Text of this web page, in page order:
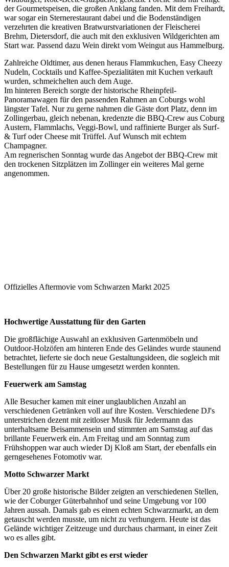
der Gourmetspeisen, die großen Anklang fanden. Mit dem Freihardt,
war sogar ein Sternerestaurant dabei und die Bodenständigen
verzehrten die kreativen Bratwurstvariationen der Fleischerei
Brehm, Dietersdorf, die auch mit den exklusiven Wildgerichten am
Start war. Passend dazu Wein direkt vom Weingut aus Hammelburg.
Zahlreiche Oldtimer, aus denen heraus Flammkuchen, Easy Cheezy
Nudeln, Cocktails und Kaffee-Spezialitäten mit Kuchen verkauft
wurden, schmeichelten auch dem Auge.
Im hinteren Bereich sorgte der historische Rheinpfeil-
Panoramawagen für den passenden Rahmen an Coburgs wohl
längster Tafel. Nur zu gerne nahmen die Gäste dort Platz, denn im
Zollingerbau, gleich nebenan, kredenzte die BBQ-Crew aus Coburg
Austern, Flammlachs, Veggi-Bowl, und raffinierte Burger als Surf-
& Turf oder Cheese mit Trüffel. Auf Wunsch mit echtem
Champagner.
Am regnerischen Sonntag wurde das Angebot der BBQ-Crew mit
den trockenen Sitzplätzen im Zollinger ein weiteres Mal gerne
angenommen.
Offizielles Aftermovie vom Schwarzen Markt 2025
Hochwertige Ausstattung für den Garten
Die großflächige Auswahl an exklusiven Gartenmöbeln und
Outdoor-Holzöfen am hinteren Ende des Geländes wurde staunend
betrachtet, lieferte sie doch neue Gestaltungsideen, die sogleich mit
Bestellungen für zu Hause umgesetzt werden konnten.
Feuerwerk am Samstag
Alle Besucher kamen mit einer unglaublichen Anzahl an
verschiedenen Getränken voll auf ihre Kosten. Verschiedene DJ's
unterstrichen dezent mit zeitloser Musik für Jedermann das
unterhaltsame Beisammensein und stimmten am Samstag auf das
brillante Feuerwerk ein. Am Freitag und am Sonntag zum
Frühshoppen war auch wieder Dj Kloß am Start, der ebenfalls ein
gerngesehenes Fotomotiv war.
Motto Schwarzer Markt
Über 20 große historische Bilder zeigten an verschiedenen Stellen,
wie der Coburger Güterbahnhof und seine Umgebung vor 100
Jahren aussah. Damals gab es einen echten Schwarzmarkt, an dem
getauscht werden musste, um nicht zu verhungern. Heute ist das
Gelände wichtiger Zeitzeuge und durchaus charmant, in einer Zeit
wo es alles gibt.
Den Schwarzen Markt gibt es erst wieder